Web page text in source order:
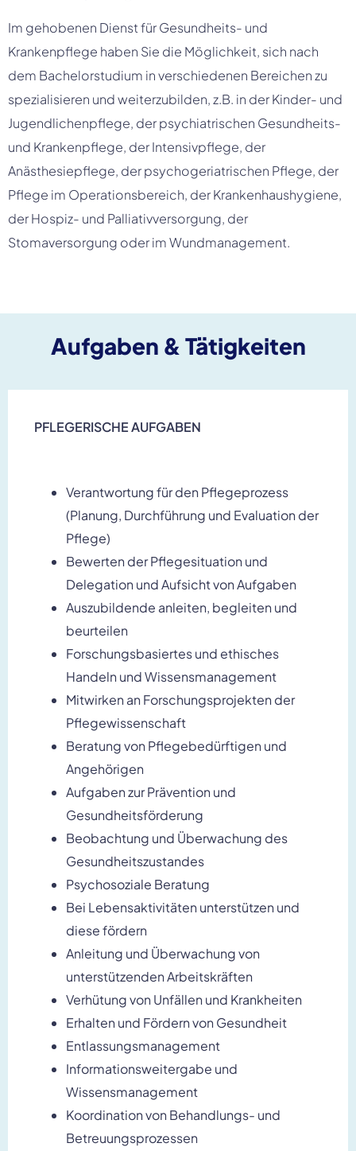
Im gehobenen Dienst für Gesundheits- und
Krankenpflege haben Sie die Möglichkeit, sich nach
dem Bachelorstudium in verschiedenen Bereichen zu
spezialisieren und weiterzubilden, z.B. in der Kinder- und
Jugendlichenpflege, der psychiatrischen Gesundheits-
und Krankenpflege, der Intensivpflege, der
Anästhesiepflege, der psychogeriatrischen Pflege, der
Pflege im Operationsbereich, der Krankenhaushygiene,
der Hospiz- und Palliativversorgung, der
Stomaversorgung oder im Wundmanagement.
Aufgaben & Tätigkeiten
PFLEGERISCHE AUFGABEN
Verantwortung für den Pflegeprozess
(Planung, Durchführung und Evaluation der
Pflege)
Bewerten der Pflegesituation und
Delegation und Aufsicht von Aufgaben
Auszubildende anleiten, begleiten und
beurteilen
Forschungsbasiertes und ethisches
Handeln und Wissensmanagement
Mitwirken an Forschungsprojekten der
Pflegewissenschaft
Beratung von Pflegebedürftigen und
Angehörigen
Aufgaben zur Prävention und
Gesundheitsförderung
Beobachtung und Überwachung des
Gesundheitszustandes
Psychosoziale Beratung
Bei Lebensaktivitäten unterstützen und
diese fördern
Anleitung und Überwachung von
unterstützenden Arbeitskräften
Verhütung von Unfällen und Krankheiten
Erhalten und Fördern von Gesundheit
Entlassungsmanagement
Informationsweitergabe und
Wissensmanagement
Koordination von Behandlungs- und
Betreuungsprozessen